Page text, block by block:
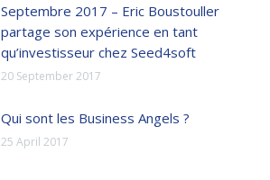
Septembre 2017 – Eric Boustouller
partage son expérience en tant
qu’investisseur chez Seed4soft
20 September 2017
Qui sont les Business Angels ?
25 April 2017